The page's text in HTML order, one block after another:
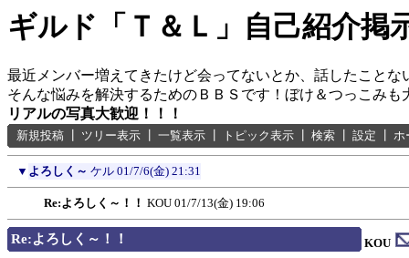
ギルド「Ｔ＆Ｌ」自己紹介掲
最近メンバー増えてきたけど会ってないとか、話したことな
そんな悩みを解決するためのＢＢＳです！ぼけ＆つっこみも
リアルの写真大歓迎！！！
新規投稿 ツリー表示 一覧表示 トピック表示 検索 設定 ホ
▼ よろしく～ ケル 01/7/6(金) 21:31
Re:よろしく～！！ KOU 01/7/13(金) 19:06
Re:よろしく～！！ KOU